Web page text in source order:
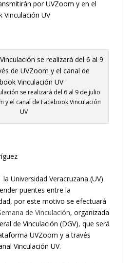
porUVZoom y en el
Vinculación UV
se realizará del 6 al 9 de julio
y el canal de Facebook Vinculación
UV
la Universidad Veracruzana (UV)
puentes entre la
por este motivo se efectuará
de Vinculación, organizada
de Vinculación (DGV), que será
UVZoom y a través
Vinculación UV.